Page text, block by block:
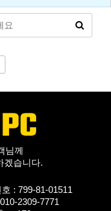
님께
겠습니다.
: 799-81-01511
2309-7771